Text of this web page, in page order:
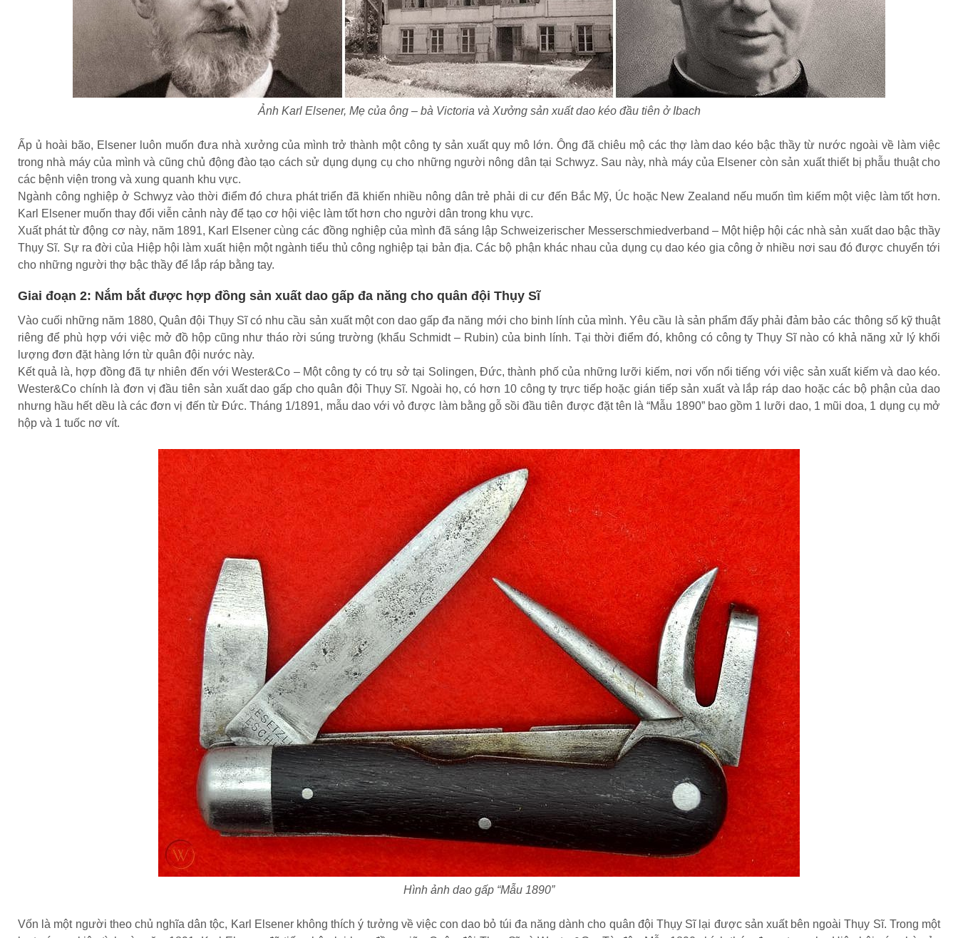
Ảnh Karl Elsener, Mẹ của ông – bà Victoria và Xưởng sản xuất dao kéo đầu tiên ở Ibach
Ấp ủ hoài bão, Elsener luôn muốn đưa nhà xưởng của mình trở thành một công ty sản xuất quy mô lớn. Ông đã chiêu mộ các thợ làm dao kéo bậc thầy từ nước ngoài về làm việc
trong nhà máy của mình và cũng chủ động đào tạo cách sử dụng dụng cụ cho những người nông dân tại Schwyz. Sau này, nhà máy của Elsener còn sản xuất thiết bị phẫu thuật cho
các bệnh viện trong và xung quanh khu vực.
Ngành công nghiệp ở Schwyz vào thời điểm đó chưa phát triển đã khiến nhiều nông dân trẻ phải di cư đến Bắc Mỹ, Úc hoặc New Zealand nếu muốn tìm kiếm một việc làm tốt hơn.
Karl Elsener muốn thay đổi viễn cảnh này để tạo cơ hội việc làm tốt hơn cho người dân trong khu vực.
Xuất phát từ động cơ này, năm 1891, Karl Elsener cùng các đồng nghiệp của mình đã sáng lập Schweizerischer Messerschmiedverband – Một hiệp hội các nhà sản xuất dao bậc thầy
Thụy Sĩ. Sự ra đời của Hiệp hội làm xuất hiện một ngành tiểu thủ công nghiệp tại bản địa. Các bộ phận khác nhau của dụng cụ dao kéo gia công ở nhiều nơi sau đó được chuyển tới
cho những người thợ bậc thầy để lắp ráp bằng tay.
Giai đoạn 2: Nắm bắt được hợp đồng sản xuất dao gấp đa năng cho quân đội Thụy Sĩ
Vào cuối những năm 1880, Quân đội Thụy Sĩ có nhu cầu sản xuất một con dao gấp đa năng mới cho binh lính của mình. Yêu cầu là sản phẩm đấy phải đảm bảo các thông số kỹ thuật
riêng để phù hợp với việc mở đồ hộp cũng như tháo rời súng trường (khẩu Schmidt – Rubin) của binh lính. Tại thời điểm đó, không có công ty Thụy Sĩ nào có khả năng xử lý khối
lượng đơn đặt hàng lớn từ quân đội nước này.
Kết quả là, hợp đồng đã tự nhiên đến với Wester&Co – Một công ty có trụ sở tại Solingen, Đức, thành phố của những lưỡi kiếm, nơi vốn nổi tiếng với việc sản xuất kiếm và dao kéo.
Wester&Co chính là đơn vị đầu tiên sản xuất dao gấp cho quân đội Thụy Sĩ. Ngoài họ, có hơn 10 công ty trực tiếp hoặc gián tiếp sản xuất và lắp ráp dao hoặc các bộ phận của dao
nhưng hầu hết dều là các đơn vị đến từ Đức. Tháng 1/1891, mẫu dao với vỏ được làm bằng gỗ sồi đầu tiên được đặt tên là “Mẫu 1890” bao gồm 1 lưỡi dao, 1 mũi doa, 1 dụng cụ mở
hộp và 1 tuốc nơ vít.
Hình ảnh dao gấp “Mẫu 1890”
Vốn là một người theo chủ nghĩa dân tộc, Karl Elsener không thích ý tưởng về việc con dao bỏ túi đa năng dành cho quân đội Thụy Sĩ lại được sản xuất bên ngoài Thụy Sĩ. Trong một